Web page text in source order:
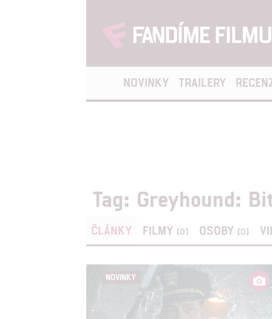
NOVINKY TRAILERY
Tag: Greyhound:
ČLÁNKY FILMY (0) OSOBY (0)
NOVINKY